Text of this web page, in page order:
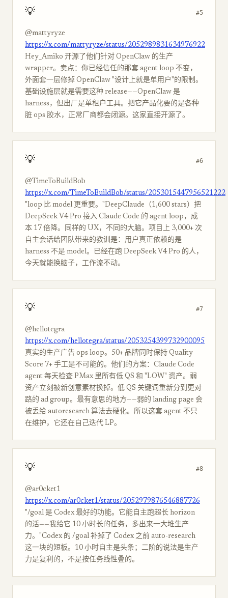
💡 #5
@mattyryze
https://x.com/mattyryze/status/2052989831634976922
Hey_Amiko 开源了他们针对 OpenClaw 的生产
wrapper。卖点：你已经信任的那套 agent loop 不变，
外面套一层修掉 OpenClaw "设计上就是单用户"的限制。
基础设施层就是需要这种 release——OpenClaw 是
harness，但出厂是单租户工具。把它产品化要的是各种
脏 ops 胶水，正常厂商都会闭源。这家直接开源了。
💡 #6
@TimeToBuildBob
https://x.com/TimeToBuildBob/status/2053015447956521222
"loop 比 model 更重要。"DeepClaude（1,600 stars）把
DeepSeek V4 Pro 接入 Claude Code 的 agent loop，成
本 17 倍降。同样的 UX，不同的大脑。项目上 3,000+ 次
自主会话给团队带来的教训是：用户真正依赖的是
harness 不是 model。已经在跑 DeepSeek V4 Pro 的人，
今天就能换脑子，工作流不动。
💡 #7
@hellotegra
https://x.com/hellotegra/status/2053254399732900095
真实的生产广告 ops loop。50+ 品牌同时保持 Quality
Score 7+ 手工是不可能的。他们的方案：Claude Code
agent 每天检查 PMax 里所有低 QS 和 "LOW" 资产。弱
资产立刻被新创意素材换掉。低 QS 关键词重新分到更对
路的 ad group。最有意思的地方——弱的 landing page 会
被丢给 autoresearch 算法去硬化。所以这套 agent 不只
在维护，它还在自己迭代 LP。
💡 #8
@ar0cket1
https://x.com/ar0cket1/status/2052979876546887726
"/goal 是 Codex 最好的功能。它能自主跑超长 horizon
的活——我给它 10 小时长的任务，多出来一大堆生产
力。"Codex 的 /goal 补掉了 Codex 之前 auto-research
这一块的短板。10 小时自主是头条；二阶的说法是生产
力是复利的，不是按任务线性叠的。